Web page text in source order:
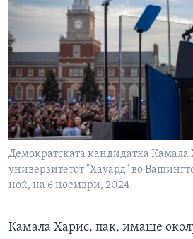
Демократската кандидатка Камала
универзитетот "Хауард" во
ноќ, на 6 ноември, 2024
Камала Харис, пак, имаше